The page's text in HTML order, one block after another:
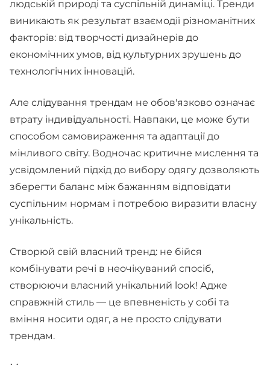
людській природі та суспільній динаміці. Тренди
виникають як результат взаємодії різноманітних
факторів: від творчості дизайнерів до
економічних умов, від культурних зрушень до
технологічних інновацій.
Але слідування трендам не обов'язково означає
втрату індивідуальності. Навпаки, це може бути
способом самовираження та адаптації до
мінливого світу. Водночас критичне мислення та
усвідомлений підхід до вибору одягу дозволяють
зберегти баланс між бажанням відповідати
суспільним нормам і потребою виразити власну
унікальність.
Створюй свій власний тренд: не бійся
комбінувати речі в неочікуваний спосіб,
створюючи власний унікальний look! Адже
справжній стиль — це впевненість у собі та
вміння носити одяг, а не просто слідувати
трендам.